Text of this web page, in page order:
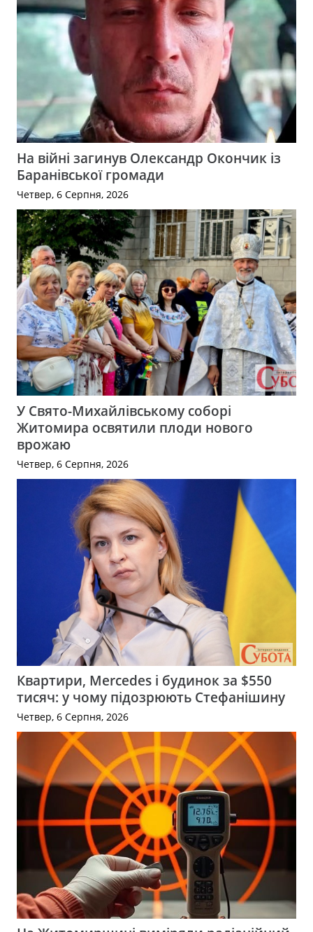
На війні загинув Олександр Окончик із
Баранівської громади
Четвер, 6 Серпня, 2026
У Свято-Михайлівському соборі
Житомира освятили плоди нового
врожаю
Четвер, 6 Серпня, 2026
Квартири, Mercedes і будинок за $550
тисяч: у чому підозрюють Стефанішину
Четвер, 6 Серпня, 2026